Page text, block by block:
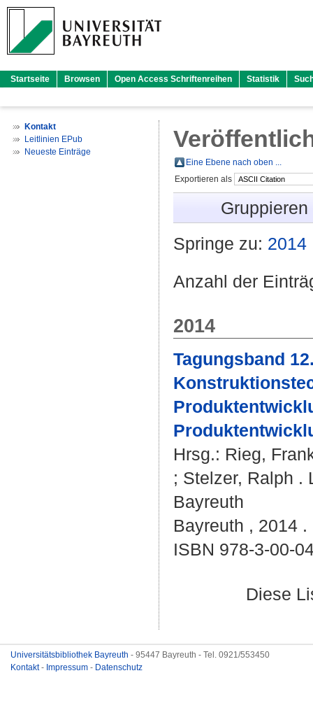
Startseite Browsen Open Access Schriftenreihen Statistik
Kontakt
Leitlinien EPub
Neueste Einträge
Eine Ebene nach oben ...
Exportieren als
Springe zu: 2014
Anzahl der
2014
Tagungsband
Hrsg.: Rieg,
; Stelzer, Ralph .
Bayreuth
Bayreuth , 2014
ISBN 978-3-00-
Diese
Universitätsbibliothek Bayreuth - 95447 Bayreuth - Tel. 0921/553450
Kontakt- Impressum - Datenschutz